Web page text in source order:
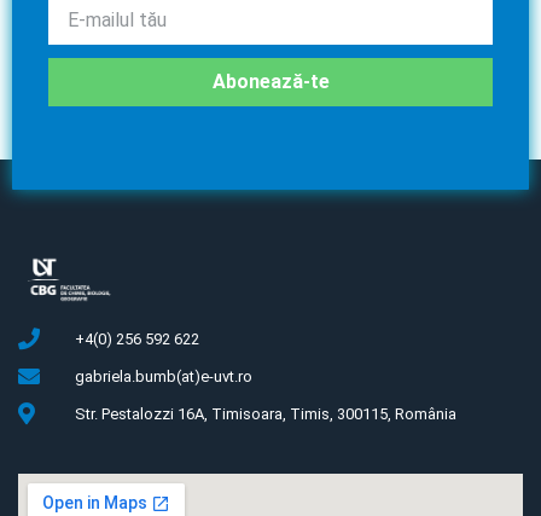
Abonează-te
+4(0) 256 592 622
gabriela.bumb(at)e-uvt.ro
Str. Pestalozzi 16A, Timisoara, Timis, 300115, România